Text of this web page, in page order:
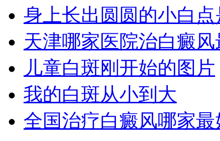
身上长出圆圆的小白
天津哪家医院治白癜
儿童白斑刚开始的图片
我的白斑从小到大
全国治疗白癜风哪家